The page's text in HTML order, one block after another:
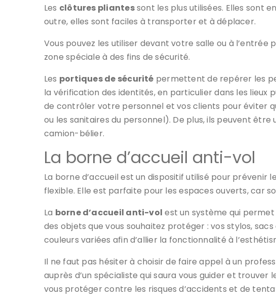
Les clôtures pliantessont les plus utilisées. Elles sont
outre, elles sont faciles à transporter et à déplacer.
Vous pouvez les utiliser devant votre salle ou à
zone spéciale à des fins de sécurité.
Les portiques de sécurité permettent de repérer les
la vérification des identités, en particulier dans les lieux
de contrôler votre personnel et vos clients pour éviter
ou les sanitaires du personnel). De plus, ils peuvent
camion-bélier.
La borne d’accueil anti-vol
La borne d’accueil est un dispositif utilisé pour
flexible. Elle est parfaite pour les espaces ouverts, car
La borne d’accueil anti-vol est un système qui
des objets que vous souhaitez protéger : vos stylos,
couleurs variées afin d’allier la fonctionnalité à
Il ne faut pas hésiter à choisir de faire appel à un
auprès d’un spécialiste qui saura vous guider et
vous protéger contre les risques d’accidents et de